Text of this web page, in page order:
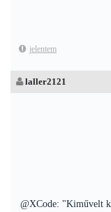
jelentem
laller2121
@XCode: "Kiművelt